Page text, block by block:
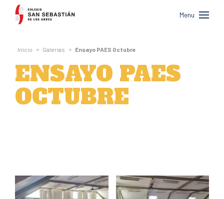
Colegio
San
Sebastián
de
Los
Andes
Menu
Inicio » Galerías » Ensayo PAES Octubre
ENSAYO PAES
OCTUBRE